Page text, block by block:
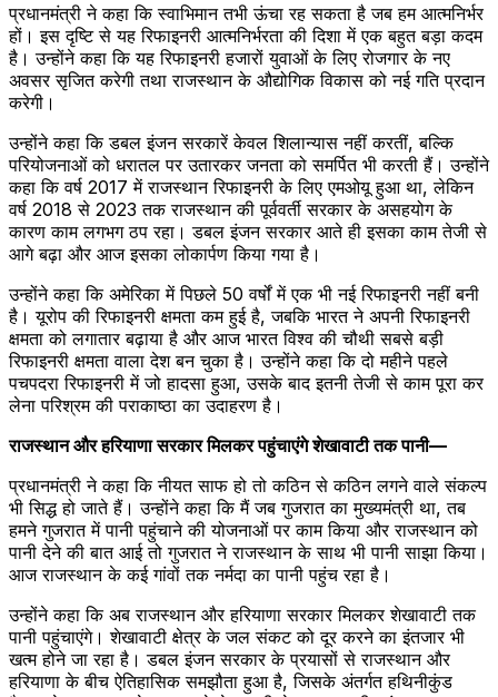
प्रधानमंत्री ने कहा कि स्वाभिमान तभी ऊंचा रह सकता है जब हम आत्मनिर्भर
हों। इस दृष्टि से यह रिफाइनरी आत्मनिर्भरता की दिशा में एक बहुत बड़ा कदम
है। उन्होंने कहा कि यह रिफाइनरी हजारों युवाओं के लिए रोजगार के नए
अवसर सृजित करेगी तथा राजस्थान के औद्योगिक विकास को नई गति प्रदान
करेगी।
उन्होंने कहा कि डबल इंजन सरकारें केवल शिलान्यास नहीं करतीं, बल्कि
परियोजनाओं को धरातल पर उतारकर जनता को समर्पित भी करती हैं। उन्होंने
कहा कि वर्ष 2017 में राजस्थान रिफाइनरी के लिए एमओयू हुआ था, लेकिन
वर्ष 2018 से 2023 तक राजस्थान की पूर्ववर्ती सरकार के असहयोग के
कारण काम लगभग ठप रहा। डबल इंजन सरकार आते ही इसका काम तेजी से
आगे बढ़ा और आज इसका लोकार्पण किया गया है।
उन्होंने कहा कि अमेरिका में पिछले 50 वर्षों में एक भी नई रिफाइनरी नहीं बनी
है। यूरोप की रिफाइनरी क्षमता कम हुई है, जबकि भारत ने अपनी रिफाइनरी
क्षमता को लगातार बढ़ाया है और आज भारत विश्व की चौथी सबसे बड़ी
रिफाइनरी क्षमता वाला देश बन चुका है। उन्होंने कहा कि दो महीने पहले
पचपदरा रिफाइनरी में जो हादसा हुआ, उसके बाद इतनी तेजी से काम पूरा कर
लेना परिश्रम की पराकाष्ठा का उदाहरण है।
राजस्थान और हरियाणा सरकार मिलकर पहुंचाएंगे शेखावाटी तक पानी—
प्रधानमंत्री ने कहा कि नीयत साफ हो तो कठिन से कठिन लगने वाले संकल्प
भी सिद्ध हो जाते हैं। उन्होंने कहा कि मैं जब गुजरात का मुख्यमंत्री था, तब
हमने गुजरात में पानी पहुंचाने की योजनाओं पर काम किया और राजस्थान को
पानी देने की बात आई तो गुजरात ने राजस्थान के साथ भी पानी साझा किया।
आज राजस्थान के कई गांवों तक नर्मदा का पानी पहुंच रहा है।
उन्होंने कहा कि अब राजस्थान और हरियाणा सरकार मिलकर शेखावाटी तक
पानी पहुंचाएंगे। शेखावाटी क्षेत्र के जल संकट को दूर करने का इंतजार भी
खत्म होने जा रहा है। डबल इंजन सरकार के प्रयासों से राजस्थान और
हरियाणा के बीच ऐतिहासिक समझौता हुआ है, जिसके अंतर्गत हथिनीकुंड